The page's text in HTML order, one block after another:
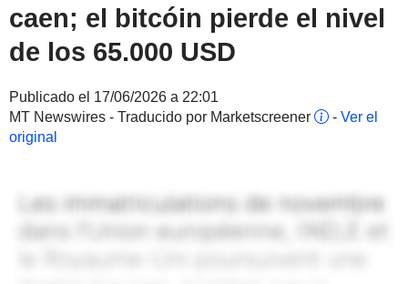
caen; el bitcóin pierde el nivel
de los 65.000 USD
Publicado el 17/06/2026 a 22:01
MT Newswires - Traducido por Marketscreener
- Ver el
original